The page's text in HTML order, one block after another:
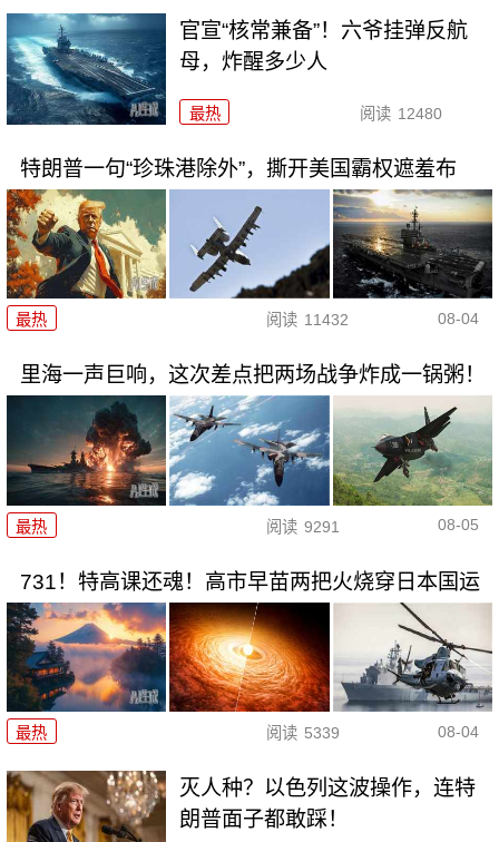
官宣“核常兼备”！六爷挂弹反航
母，炸醒多少人
最热 阅读 12480
特朗普一句“珍珠港除外”，撕开美国霸权遮羞布
最热 阅读 11432 08-04
里海一声巨响，这次差点把两场战争炸成一锅粥！
最热 阅读 9291 08-05
731！特高课还魂！高市早苗两把火烧穿日本国运
最热 阅读 5339 08-04
灭人种？以色列这波操作，连特
朗普面子都敢踩！